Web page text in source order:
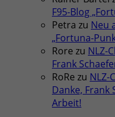
F95-Blog
Petra zu Neu
„Fortuna-
Rore zu NLZ-
Frank
RoRe zu NLZ-
Danke, Frank
Arbeit!